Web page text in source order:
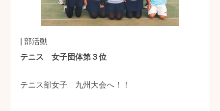
| 部活動
テニス 女子団体第３位
テニス部女子 九州大会へ！！